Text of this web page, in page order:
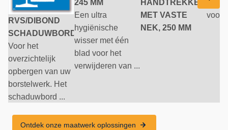
RVS/DIBOND
SCHADUWBORD
Voor het
overzichtelijk
opbergen van uw
borstelwerk. Het
schaduwbord ...
245 MM
Een ultra
hygiënische
wisser met één
blad voor het
verwijderen van ...
HANDTREKKER
MET VASTE
NEK, 250 MM
voor
Ontdek onze maatwerk oplossingen